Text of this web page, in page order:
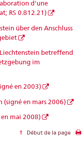
d'une
RS 0.812.21)
über den Anschluss
betreffend
im
en 2003)
en mars 2006)
mai 2008)
Début de la page